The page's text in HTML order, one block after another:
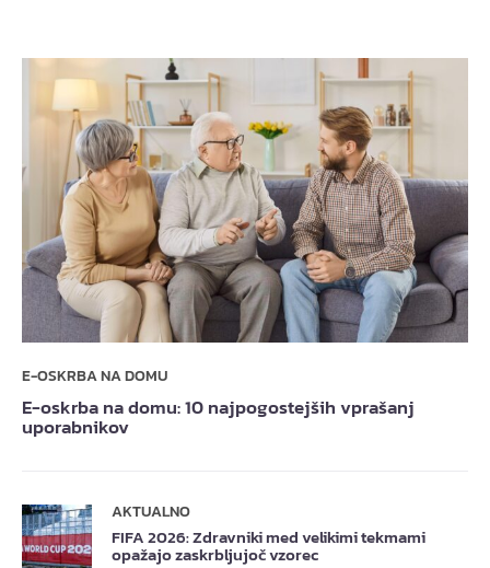
E-OSKRBA NA DOMU
E-oskrba na domu: 10 najpogostejših vprašanj
uporabnikov
AKTUALNO
FIFA 2026: Zdravniki med velikimi tekmami
opažajo zaskrbljujoč vzorec